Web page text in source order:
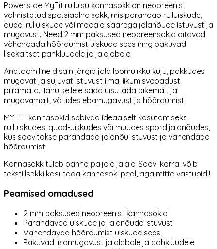
Powerslide MyFit rulluisu kannasokk on neopreenist
valmistatud spetsiaalne sokk, mis parandab rulluiskude,
quad-rulluiskude või madala säärega jalanõude istuvust ja
mugavust. Need 2 mm paksused neopreensokid aitavad
vähendada hõõrdumist uiskude sees ning pakuvad
lisakaitset pahkluudele ja jalalabale.
Anatoomiline disain järgib jala loomulikku kuju, pakkudes
mugavat ja sujuvat istuvust ilma liikumisvabadust
piiramata. Tänu sellele saad uisutada pikemalt ja
mugavamalt, vältides ebamugavust ja hõõrdumist.
MYFIT kannasokid sobivad ideaalselt kasutamiseks
rulluiskudes, quad-uiskudes või muudes spordijalanõudes,
kus soovitakse parandada jalanõu istuvust ja vähendada
hõõrdumist.
Kannasokk tuleb panna paljale jalale. Soovi korral võib
tekstiilsokki kasutada kannasoki peal, aga mitte vastupidi!
Peamised omadused
2 mm paksused neopreenist kannasokid
Parandavad uiskude ja jalanõude istuvust
Vähendavad hõõrdumist uiskude sees
Pakuvad lisamugavust jalalabale ja pahkluudele